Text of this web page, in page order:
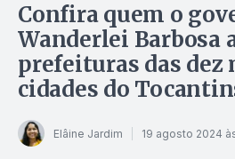
Confira quem o
Wanderlei Barbosa
prefeituras das dez
cidades do
Elâine Jardim 19 agosto 2024